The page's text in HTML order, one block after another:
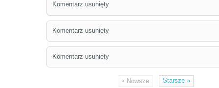
Komentarz usunięty
Komentarz usunięty
Komentarz usunięty
« Nowsze Starsze»